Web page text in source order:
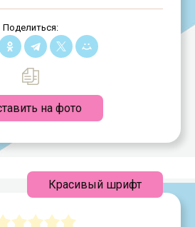
Поделиться:
на фото
Красивый шрифт